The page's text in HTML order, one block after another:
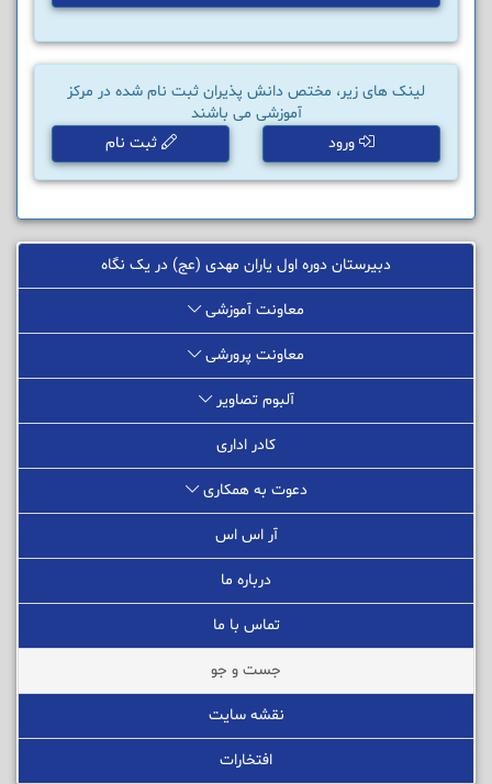
لینک های زیر، مختص دانش پذیران ثبت نام شده در مرکز
آموزشی می باشند
ورود
ثبت نام
دبیرستان دوره اول یاران مهدی (عج) در یک نگاه
معاونت آموزشی
معاونت پرورشی
آلبوم تصاویر
کادر اداری
دعوت به همکاری
آر اس اس
درباره ما
تماس با ما
جست و جو
نقشه سایت
افتخارات